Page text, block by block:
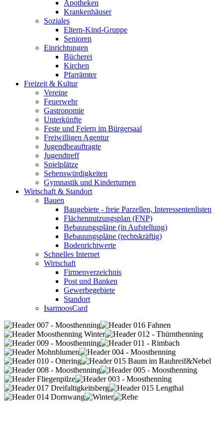
Apotheken
Krankenhäuser
Soziales
Eltern-Kind-Gruppe
Senioren
Einrichtungen
Bücherei
Kirchen
Pfarrämter
Freizeit & Kultur
Vereine
Feuerwehr
Gastronomie
Unterkünfte
Feste und Feiern im Bürgersaal
Freiwilligen Agentur
Jugendbeauftragte
Jugendtreff
Spielplätze
Sehenswürdigkeiten
Gymnastik und Kinderturnen
Wirtschaft & Standort
Bauen
Baugebiete - freie Parzellen, Interessentenlisten
Flächennutzungsplan (FNP)
Bebauungspläne (in Aufstellung)
Bebauungspläne (rechtskräftig)
Bodenrichtwerte
Schnelles Internet
Wirtschaft
Firmenverzeichnis
Post und Banken
Gewerbegebiete
Standort
IsarmoosCard